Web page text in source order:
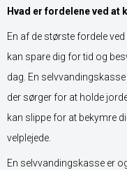
Hvad er fordelene ved at
En af de største fordele
kan spare dig for tid og
dag. En
der sørger for at holde
kan slippe for at bekymre
velplejede.
En selvvandingskasse er